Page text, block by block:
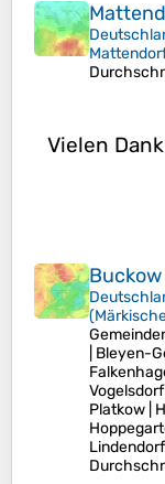
Vielen
| Bleyen-
Platkow |